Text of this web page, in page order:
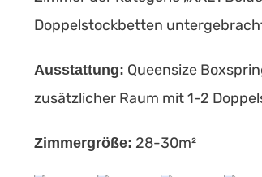
Doppelstockbetten
Ausstattung: Queensize
zusätzlicher Raum mit 1-2
Zimmergröße: 28-30m²